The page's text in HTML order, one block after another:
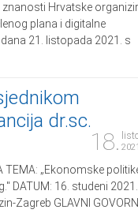
Hrvatske
plana i digitalne
21. listopada 2021. s
18.
dr.sc.
TEMA: „Ekonomske
DATUM: 16. studeni
Zagreb GLAVNI